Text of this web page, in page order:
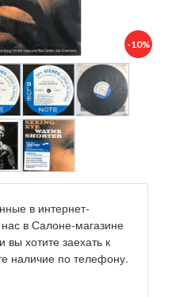
-10%
в интернет-
в Салоне-магазине
хотите заехать к
наличие по телефону.